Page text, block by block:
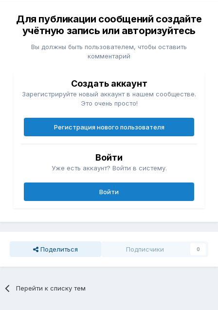
Для публикации сообщений создайте
учётную запись или авторизуйтесь
Вы должны быть пользователем, чтобы оставить
комментарий
Создать аккаунт
Зарегистрируйте новый аккаунт в нашем сообществе.
Это очень просто!
Регистрация нового пользователя
Войти
Уже есть аккаунт? Войти в систему.
Войти
Поделиться Подписчики 0
Перейти к списку тем